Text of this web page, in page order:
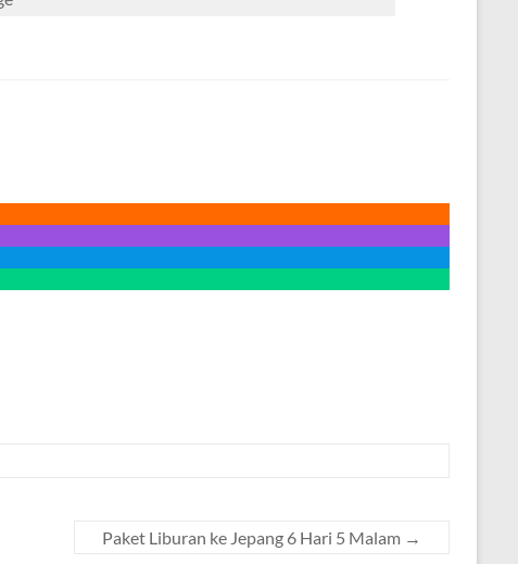
Paket Liburan ke Jepang 6 Hari 5 Malam →